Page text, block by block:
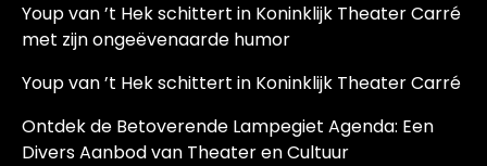
Youp van ’t Hek schittert in Koninklijk Theater Carré
met zijn ongeëvenaarde humor
Youp van ’t Hek schittert in Koninklijk Theater Carré
Ontdek de Betoverende Lampegiet Agenda: Een
Divers Aanbod van Theater en Cultuur